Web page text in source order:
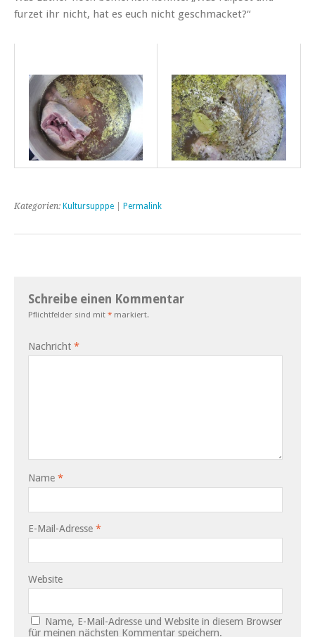
furzet ihr nicht, hat es euch nicht geschmacket?“
Kategorien: Kultursupppe Permalink
Schreibe einen Kommentar
Pflichtfelder sind mit * markiert.
Nachricht *
Name *
E-Mail-Adresse *
Website
Name, E-Mail-Adresse und Website in diesem Browser
für meinen nächsten Kommentar speichern.